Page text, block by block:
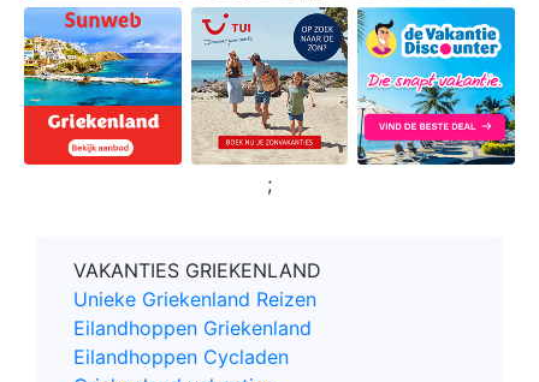
;
VAKANTIES GRIEKENLAND
Unieke Griekenland Reizen
Eilandhoppen Griekenland
Eilandhoppen Cycladen